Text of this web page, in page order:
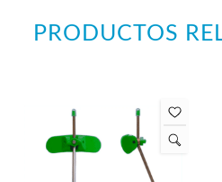
PRODUCTOS